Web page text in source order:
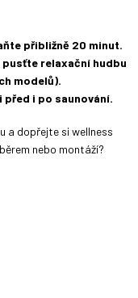
přibližně 20 minut.
relaxační hudbu
modelů).
i po saunování.
a dopřejte si wellness
nebo montáží?